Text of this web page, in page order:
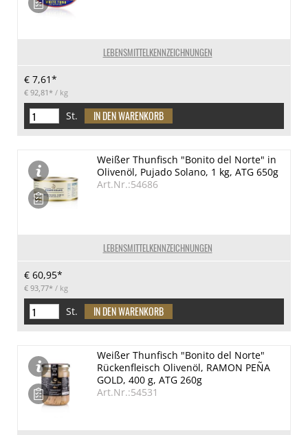
LEBENSMITTELKENNZEICHNUNGEN
€ 7,61*
€ 92,81* / kg
St.
LEBENSMITTELKENNZEICHNUNGEN
Weißer Thunfisch "Bonito del Norte" in
Olivenöl, Pujado Solano, 1 kg, ATG 650g
Art.Nr.:54686
€ 60,95*
€ 93,77* / kg
St.
Weißer Thunfisch "Bonito del Norte"
Rückenfleisch Olivenöl, RAMON PEÑA
GOLD, 400 g, ATG 260g
Art.Nr.:54531